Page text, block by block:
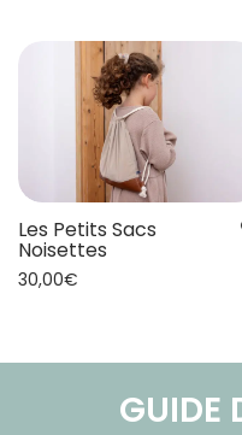
Les Petits Sacs
Noisettes
30,00€
GUIDE